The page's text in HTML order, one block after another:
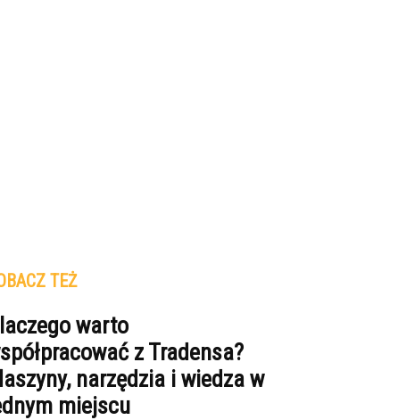
TEŻ
warto
z Tradensa?
narzędzia i wiedza w
miejscu